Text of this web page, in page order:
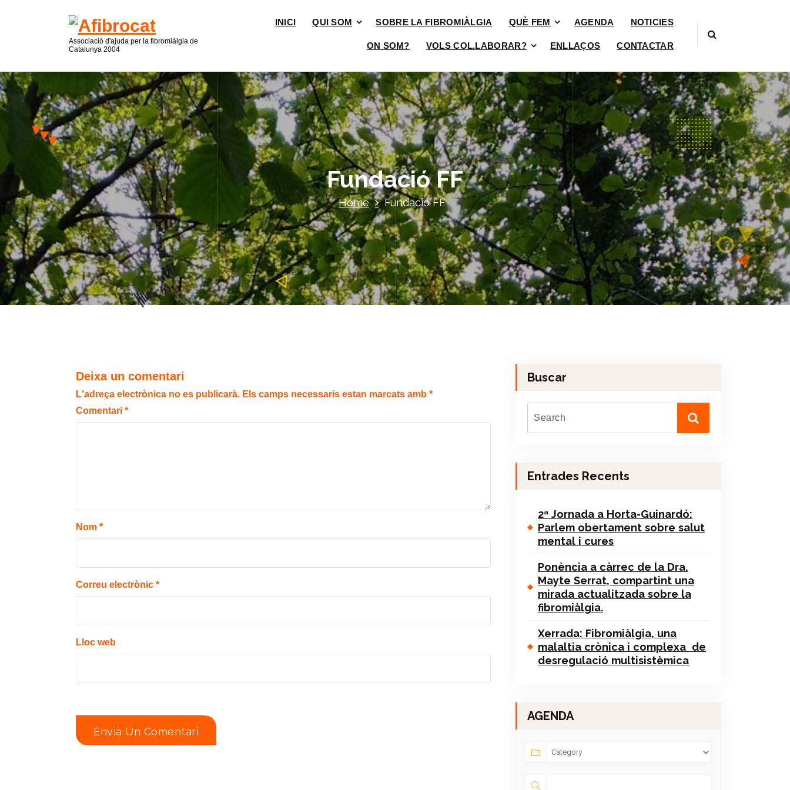
Associació d'ajuda per la fibromiàlgia de
Catalunya 2004
INICI QUI SOM SOBRE LA FIBROMIÀLGIA QUÈ FEM AGENDA NOTICIES
ON SOM? VOLS COL.LABORAR? ENLLAÇOS CONTACTAR
Fundació FF
Home Fundació FF
Deixa un comentari
L'adreça electrònica no es publicarà. Els camps necessaris estan marcats amb *
Comentari *
Nom *
Correu electrònic *
Lloc web
Buscar
Entrades Recents
2ª Jornada a Horta-Guinardó:
Parlem obertament sobre salut
mental i cures
Ponència a càrrec de la Dra.
Mayte Serrat, compartint una
mirada actualitzada sobre la
fibromiàlgia.
Xerrada: Fibromiàlgia, una
malaltia crònica i complexa de
desregulació multisistèmica
AGENDA